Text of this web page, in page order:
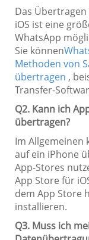
Das
iOS ist eine
WhatsApp
Sie können
Methoden von
übertragen ,
Transfer-
Q2. Kann ich
übertragen?
Im Allgemeinen
auf ein iPhone
App-Stores
App Store für
dem App Store
installieren.
Q3. Muss ich